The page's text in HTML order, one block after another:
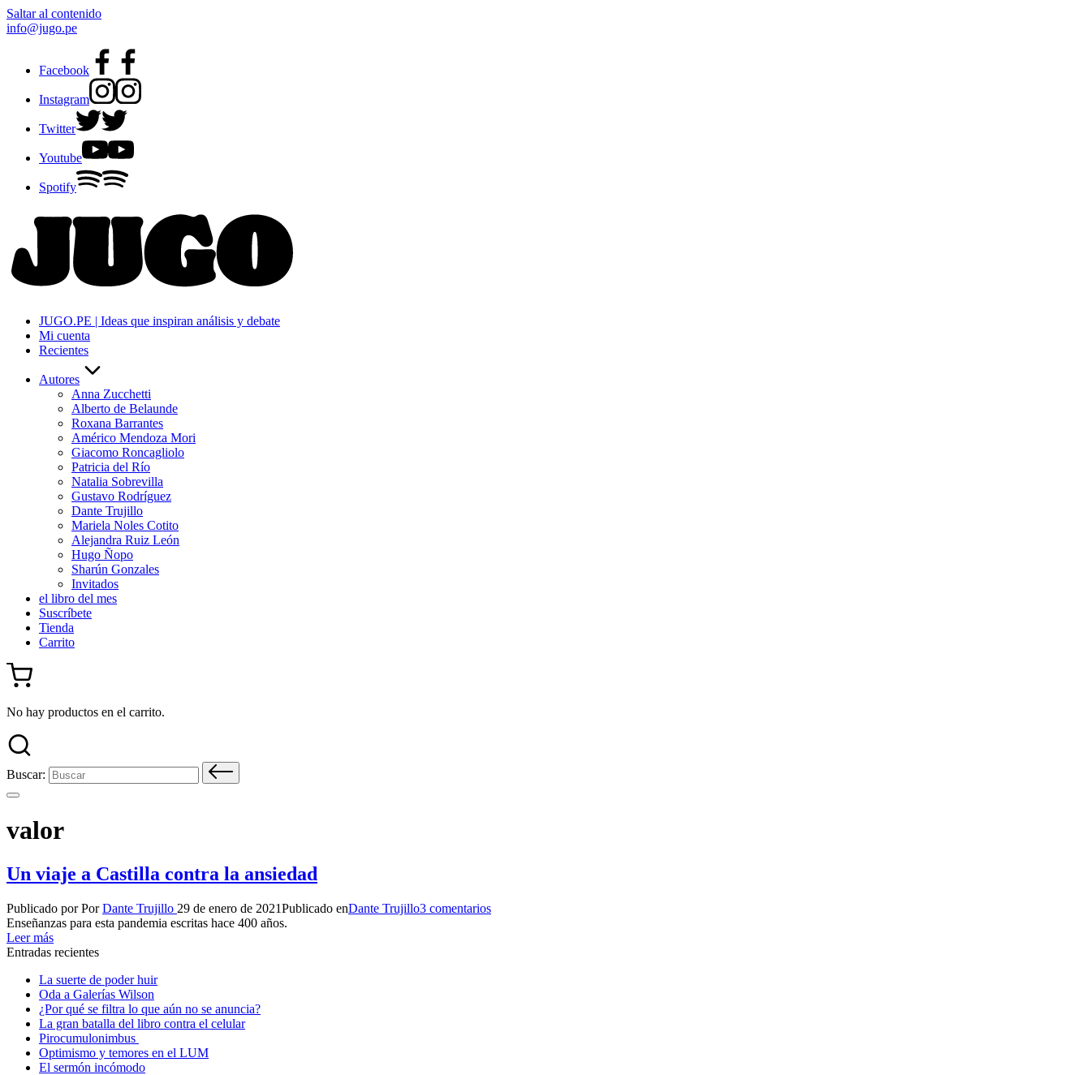
Saltar al contenido
info@jugo.pe
Facebook
Instagram
Twitter
Youtube
Spotify
JUGO.PE | Ideas que inspiran análisis y debate
Mi cuenta
Recientes
Autores
Anna Zucchetti
Alberto de Belaunde
Roxana Barrantes
Américo Mendoza Mori
Giacomo Roncagliolo
Patricia del Río
Natalia Sobrevilla
Gustavo Rodríguez
Dante Trujillo
Mariela Noles Cotito
Alejandra Ruiz León
Hugo Ñopo
Sharún Gonzales
Invitados
el libro del mes
Suscríbete
Tienda
Carrito
No hay productos en el carrito.
Buscar:
valor
Un viaje a Castilla contra la ansiedad
Publicado por PorDante Trujillo 29 de enero de 2021Publicado enDante Trujillo3 comentarios
Enseñanzas para esta pandemia escritas hace 400 años.
Leer más
Entradas recientes
La suerte de poder huir
Oda a Galerías Wilson
¿Por qué se filtra lo que aún no se anuncia?
La gran batalla del libro contra el celular
Pirocumulonimbus
Optimismo y temores en el LUM
El sermón incómodo